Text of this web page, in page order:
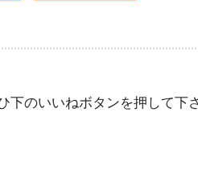
下のいいねボタンを押して下